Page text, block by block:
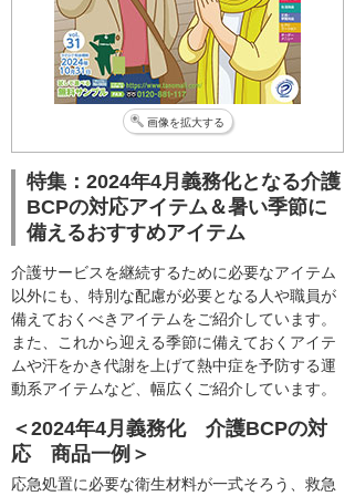
画像を拡大する
特集：2024年4月義務化となる介護
BCPの対応アイテム＆暑い季節に
備えるおすすめアイテム
介護サービスを継続するために必要なアイテム
以外にも、特別な配慮が必要となる人や職員が
備えておくべきアイテムをご紹介しています。
また、これから迎える季節に備えておくアイテ
ムや汗をかき代謝を上げて熱中症を予防する運
動系アイテムなど、幅広くご紹介しています。
＜2024年4月義務化 介護BCPの対
応 商品一例＞
応急処置に必要な衛生材料が一式そろう、救急